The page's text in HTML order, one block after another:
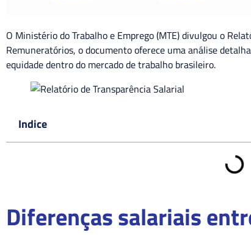
O Ministério do Trabalho e Emprego (MTE) divulgou o
Remuneratórios, o documento oferece uma análise
equidade dentro do mercado de trabalho brasileiro.
Indice
Diferenças salariais